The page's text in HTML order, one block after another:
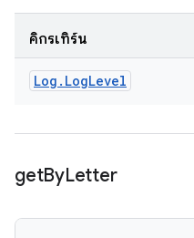
คิกรีเทิร์น
Log . LogLevel
getByLetter